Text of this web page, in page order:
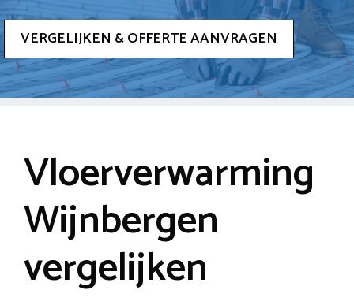
VERGELIJKEN & OFFERTE AANVRAGEN
Vloerverwarming
Wijnbergen
vergelijken